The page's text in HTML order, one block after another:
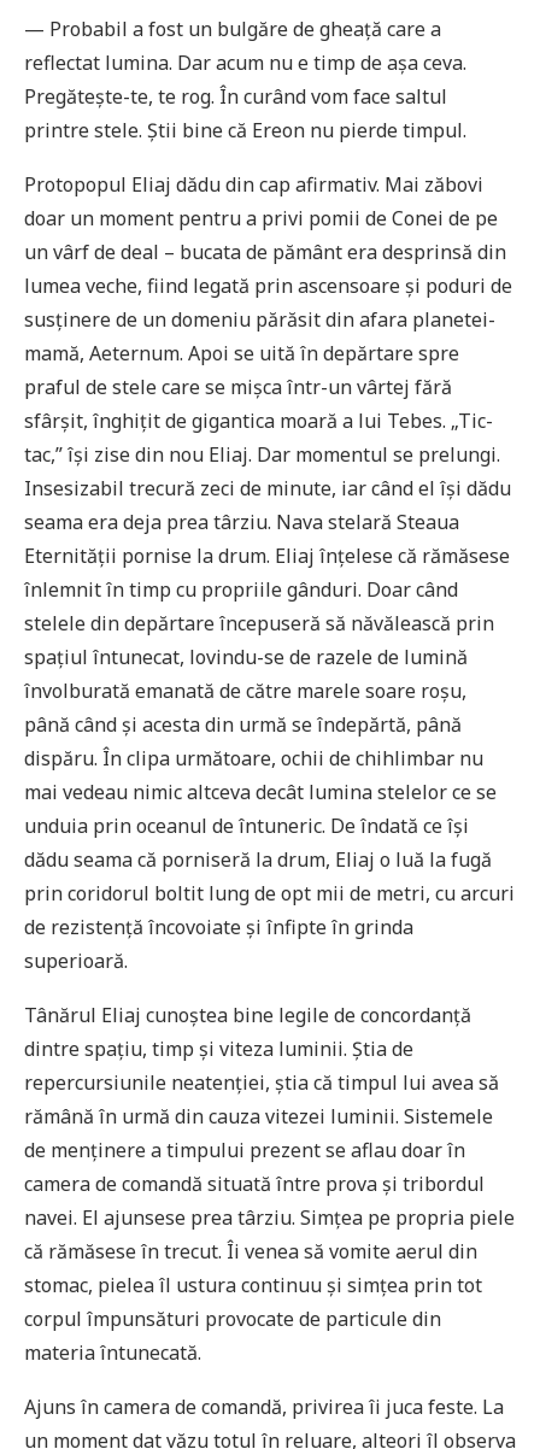
— Probabil a fost un bulgăre de gheață care a
reflectat lumina. Dar acum nu e timp de așa ceva.
Pregătește-te, te rog. În curând vom face saltul
printre stele. Știi bine că Ereon nu pierde timpul.
Protopopul Eliaj dădu din cap afirmativ. Mai zăbovi
doar un moment pentru a privi pomii de Conei de pe
un vârf de deal – bucata de pământ era desprinsă din
lumea veche, fiind legată prin ascensoare și poduri de
susținere de un domeniu părăsit din afara planetei-
mamă, Aeternum. Apoi se uită în depărtare spre
praful de stele care se mișca într-un vârtej fără
sfârșit, înghițit de gigantica moară a lui Tebes. „Tic-
tac,” își zise din nou Eliaj. Dar momentul se prelungi.
Insesizabil trecură zeci de minute, iar când el își dădu
seama era deja prea târziu. Nava stelară Steaua
Eternității pornise la drum. Eliaj înțelese că rămăsese
înlemnit în timp cu propriile gânduri. Doar când
stelele din depărtare începuseră să năvălească prin
spațiul întunecat, lovindu-se de razele de lumină
învolburată emanată de către marele soare roșu,
până când și acesta din urmă se îndepărtă, până
dispăru. În clipa următoare, ochii de chihlimbar nu
mai vedeau nimic altceva decât lumina stelelor ce se
unduia prin oceanul de întuneric. De îndată ce își
dădu seama că porniseră la drum, Eliaj o luă la fugă
prin coridorul boltit lung de opt mii de metri, cu arcuri
de rezistență încovoiate și înfipte în grinda
superioară.
Tânărul Eliaj cunoștea bine legile de concordanță
dintre spațiu, timp și viteza luminii. Știa de
repercursiunile neatenției, știa că timpul lui avea să
rămână în urmă din cauza vitezei luminii. Sistemele
de menținere a timpului prezent se aflau doar în
camera de comandă situată între prova și tribordul
navei. El ajunsese prea târziu. Simțea pe propria piele
că rămăsese în trecut. Îi venea să vomite aerul din
stomac, pielea îl ustura continuu și simțea prin tot
corpul împunsături provocate de particule din
materia întunecată.
Ajuns în camera de comandă, privirea îi juca feste. La
un moment dat văzu totul în reluare, alteori îl observa